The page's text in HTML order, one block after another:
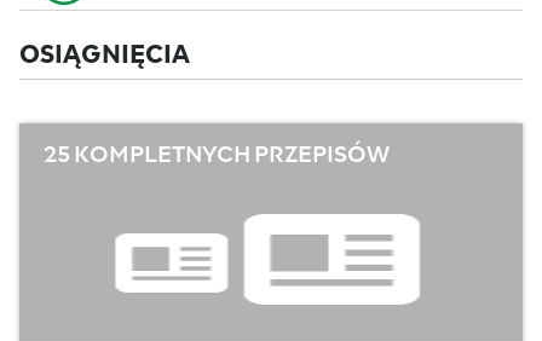
OSIĄGNIĘCIA
25 KOMPLETNYCH PRZEPISÓW